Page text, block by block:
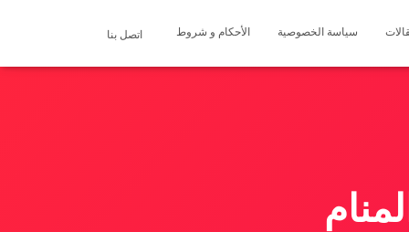
سياسة الخصوصية الأحكام و شروط اتصل بنا